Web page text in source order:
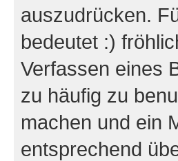
auszudrücken.
bedeutet :)
Verfassen eines
zu häufig zu
machen und ein
entsprechend